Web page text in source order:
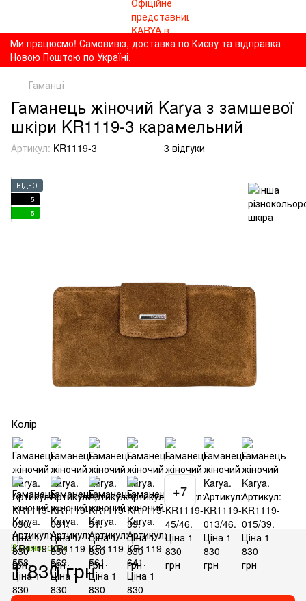
Ми працюємо! Самовивіз, доставка по Києву та відправка
Новою Поштою по Україні.
Гаманці
Гаманець жіночий Karya з замшевої
шкіри KR1119-3 карамельний
Артикул: KR1119-3 3 відгуки
ВІДЕО
5
5
Колір
+7
В наявності
1 830 грн